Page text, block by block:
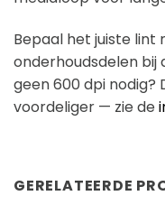
Bepaal het juiste lint
onderhoudsdelen bij
geen 600 dpi nodig?
voordeliger — zie de
GERELATEERDE